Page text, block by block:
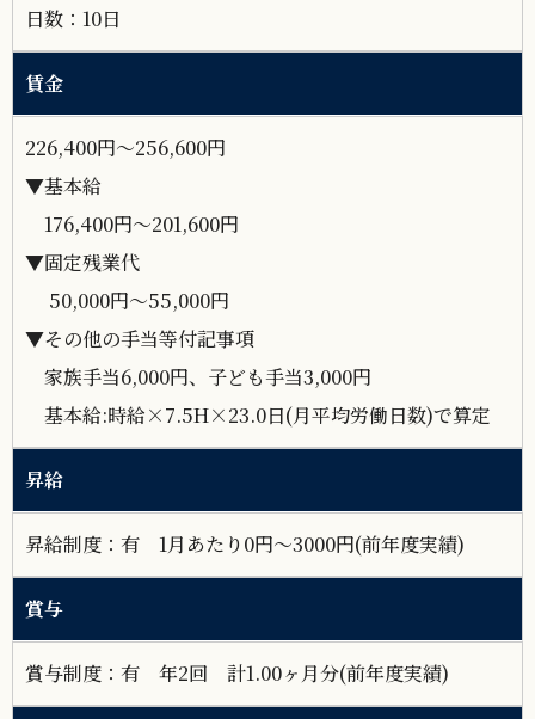
日数：10日
賃金
226,400円～256,600円
▼基本給
176,400円～201,600円
▼固定残業代
50,000円～55,000円
▼その他の手当等付記事項
家族手当6,000円、子ども手当3,000円
基本給:時給×7.5H×23.0日(月平均労働日数)で算定
昇給
昇給制度：有 1月あたり0円～3000円(前年度実績)
賞与
賞与制度：有 年2回 計1.00ヶ月分(前年度実績)